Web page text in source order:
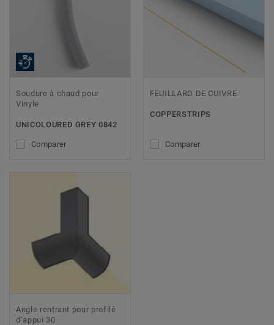
Soudure à chaud pour
Vinyle
UNICOLOURED GREY 0842
Comparer
FEUILLARD DE CUIVRE
COPPERSTRIPS
Comparer
Angle rentrant pour profilé
d’appui 30